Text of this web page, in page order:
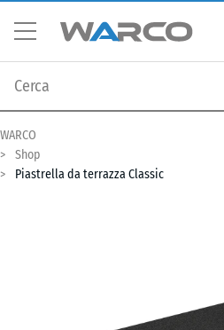
WARCO
Shop
Piastrella da terrazza Classic